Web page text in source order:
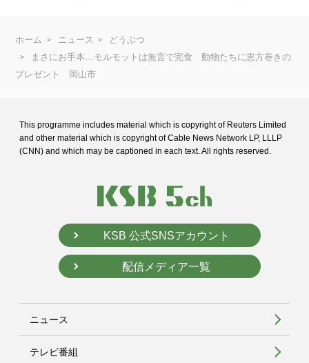
ホーム ニュース
どうぶつ
まさにお手本…モルモットは無言で完食 動物たちに恵方巻きの
プレゼント 岡山市
This programme includes material which is copyright of Reuters Limited
and other material which is copyright of Cable News Network LP, LLLP
(CNN) and which may be captioned in each text. All rights reserved.
KSB 公式SNSアカウント
配信メディア一覧
ニュース
テレビ番組